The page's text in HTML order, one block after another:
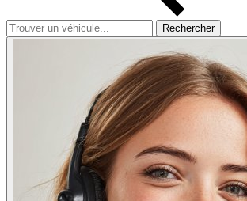
Rechercher